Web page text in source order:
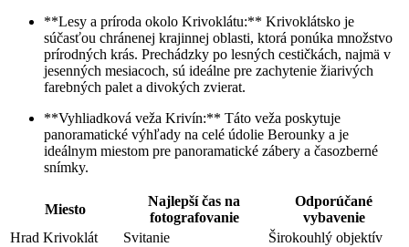
**Lesy a príroda okolo Krivoklátu:** Krivoklátsko je
súčasťou chránenej krajinnej oblasti, ktorá ponúka množstvo
prírodných krás. Prechádzky po lesných cestičkách, najmä v
jesenných mesiacoch, sú ideálne pre zachytenie žiarivých
farebných palet a divokých zvierat.
**Vyhliadková veža Krivín:** Táto veža poskytuje
panoramatické výhľady na celé údolie Berounky a je
ideálnym miestom pre panoramatické zábery a časozberné
snímky.
Miesto
Najlepší čas na
fotografovanie
Odporúčané
vybavenie
Hrad Krivoklát
Svitanie
Širokouhlý objektív